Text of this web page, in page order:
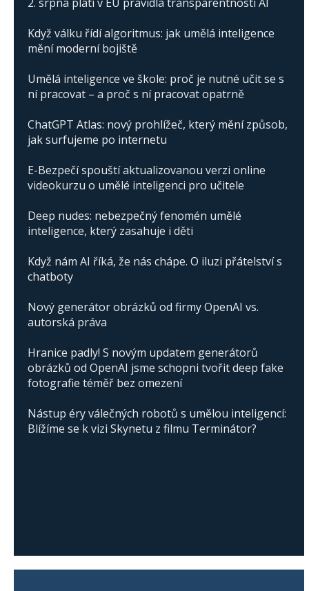
Když válku řídí algoritmus: jak umělá inteligence
mění moderní bojiště
Umělá inteligence ve škole: proč je nutné učit se s
ní pracovat – a proč s ní pracovat opatrně
ChatGPT Atlas: nový prohlížeč, který mění způsob,
jak surfujeme po internetu
E-Bezpečí spouští aktualizovanou verzi online
videokurzu o umělé inteligenci pro učitele
Deep nudes: nebezpečný fenomén umělé
inteligence, který zasahuje i děti
Když nám AI říká, že nás chápe. O iluzi přátelství s
chatboty
Nový generátor obrázků od firmy OpenAI vs.
autorská práva
Hranice padly! S novým updatem generátorů
obrázků od OpenAI jsme schopni tvořit deep fake
fotografie téměř bez omezení
Nástup éry válečných robotů s umělou inteligencí:
Blížíme se k vizi Skynetu z filmu Terminátor?